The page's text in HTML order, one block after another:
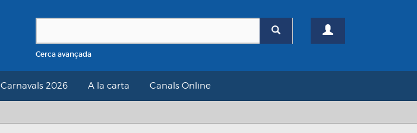
Cerca avançada
Carnavals 2026 A la carta Canals Online